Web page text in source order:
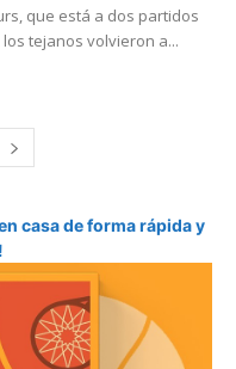
que está a dos partidos
tejanos volvieron a...
casa de forma rápida y